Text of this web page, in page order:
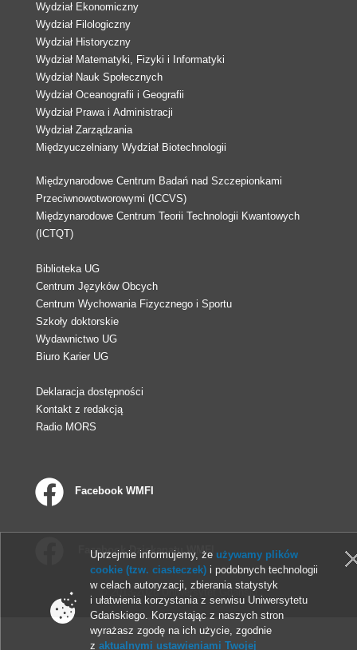
Wydział Ekonomiczny
Wydział Filologiczny
Wydział Historyczny
Wydział Matematyki, Fizyki i Informatyki
Wydział Nauk Społecznych
Wydział Oceanografii i Geografii
Wydział Prawa i Administracji
Wydział Zarządzania
Międzyuczelniany Wydział Biotechnologii
Międzynarodowe Centrum Badań nad Szczepionkami
Przeciwnowotworowymi (ICCVS)
Międzynarodowe Centrum Teorii Technologii Kwantowych
(ICTQT)
Biblioteka UG
Centrum Języków Obcych
Centrum Wychowania Fizycznego i Sportu
Szkoły doktorskie
Wydawnictwo UG
Biuro Karier UG
Deklaracja dostępności
Kontakt z redakcją
Radio MORS
Facebook WMFI
Facebook Dziekanatu WMFI
© 2013-2026 Uniwersytet Gdański
Uprzejmie informujemy, że używamy plików
cookie (tzw. ciasteczek) i podobnych technologii
w celach autoryzacji, zbierania statystyk
i ułatwienia korzystania z serwisu Uniwersytetu
Gdańskiego. Korzystając z naszych stron
wyrażasz zgodę na ich użycie, zgodnie
zaktualnymi ustawieniami Twojej